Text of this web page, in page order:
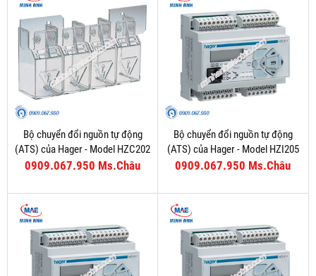
Bộ chuyển đổi nguồn tự động
(ATS) của Hager - Model HZC202
0909.067.950 Ms.Châu
Bộ chuyển đổi nguồn tự động
(ATS) của Hager - Model HZI205
0909.067.950 Ms.Châu